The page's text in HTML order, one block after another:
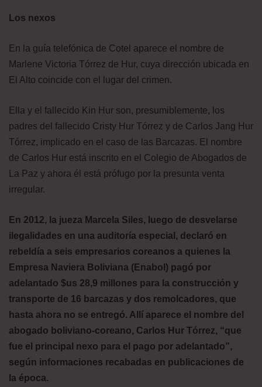
Los nexos
En la guía telefónica de Cotel aparece el nombre de
Marlene Victoria Tórrez de Hur, cuya dirección ubicada en
El Alto coincide con el lugar del crimen.
Ella y el fallecido Kin Hur son, presumiblemente, los
padres del fallecido Cristy Hur Tórrez y de Carlos Jang Hur
Tórrez, implicado en el caso de las Barcazas. El nombre
de Carlos Hur está inscrito en el Colegio de Abogados de
La Paz y ahora él está prófugo por la presunta venta
irregular.
En 2012, la jueza Marcela Siles, luego de desvelarse
ilegalidades en una auditoría especial, declaró en
rebeldía a seis empresarios coreanos a quienes la
Empresa Naviera Boliviana (Enabol) pagó por
adelantado $us 28,9 millones para la construcción y
transporte de 16 barcazas y dos remolcadores, que
hasta ahora no se entregó. Allí aparece el nombre del
abogado boliviano-coreano, Carlos Hur Tórrez, “que
fue el principal nexo para el pago por adelantado”,
según informaciones recabadas en publicaciones de
la época.